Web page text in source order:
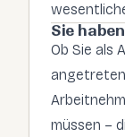
Sie
Ob Sie als
müssen –